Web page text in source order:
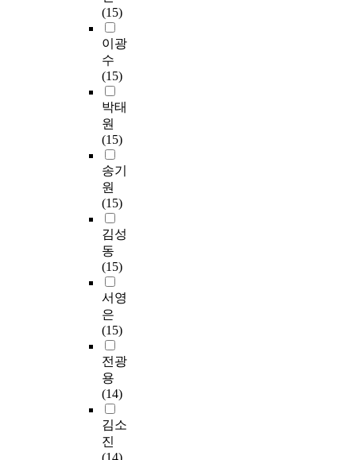
(15)
이광
수
(15)
박태
원
(15)
송기
원
(15)
김성
동
(15)
서영
은
(15)
전광
용
(14)
김소
진